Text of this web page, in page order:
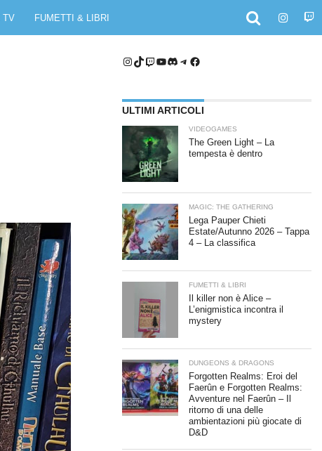
TV FUMETTI & LIBRI
Instagram
TikTok
Twitch
YouTube
Discord
Telegram
Facebook
ULTIMI ARTICOLI
VIDEOGAMES
The Green Light – La
tempesta è dentro
MAGIC: THE GATHERING
Lega Pauper Chieti
Estate/Autunno 2026 – Tappa
4 – La classifica
FUMETTI & LIBRI
Il killer non è Alice –
L’enigmistica incontra il
mystery
DUNGEONS & DRAGONS
Forgotten Realms: Eroi del
Faerûn e Forgotten Realms:
Avventure nel Faerûn – Il
ritorno di una delle
ambientazioni più giocate di
D&D